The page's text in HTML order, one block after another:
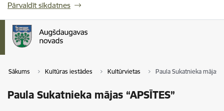
Pārvaldīt sīkdatnes
Sākums Kultūras iestādes Kultūrvietas Paula Sukatnieka mājas
Paula Sukatnieka mājas “APSĪTES”